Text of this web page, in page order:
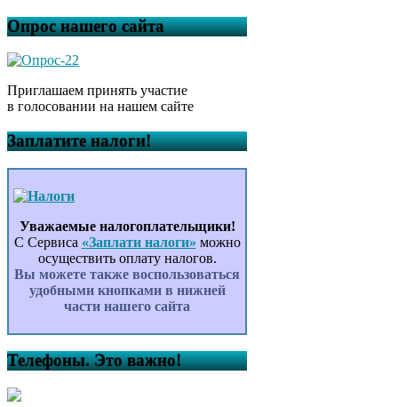
Опрос нашего сайта
Приглашаем принять участие
в голосовании на нашем сайте
Заплатите налоги!
Уважаемые налогоплательщики!
С Сервиса «Заплати налоги» можно
осуществить оплату налогов.
Вы можете также воспользоваться
удобными кнопками в нижней
части нашего сайта
Телефоны. Это важно!